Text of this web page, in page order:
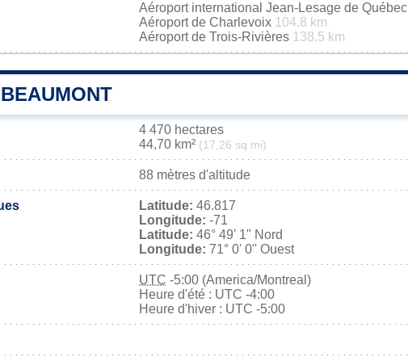
Aéroport international Jean-Lesage de Québec
Aéroport de Charlevoix 104.8 km
Aéroport de Trois-Rivières 138.5 km
4 470 hectares
44,70 km² (17,26 sq mi)
88 mètres d'altitude
Latitude: 46.817
Longitude: -71
Latitude: 46° 49' 1'' Nord
Longitude: 71° 0' 0'' Ouest
UTC -5:00 (America/Montreal)
Heure d'été : UTC -4:00
Heure d'hiver : UTC -5:00